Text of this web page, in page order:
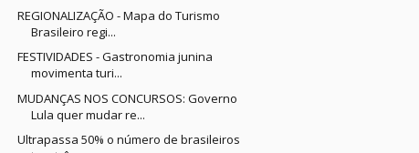
REGIONALIZAÇÃO - Mapa do Turismo
Brasileiro regi...
FESTIVIDADES - Gastronomia junina
movimenta turi...
MUDANÇAS NOS CONCURSOS: Governo
Lula quer mudar re...
Ultrapassa 50% o número de brasileiros